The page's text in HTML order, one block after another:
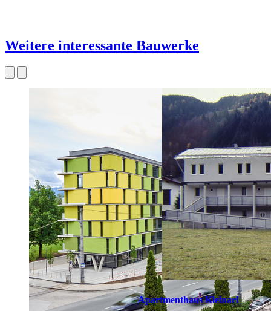
Weitere interessante Bauwerke
Apartmenthaus Kleinarl